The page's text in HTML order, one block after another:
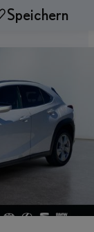
Speichern